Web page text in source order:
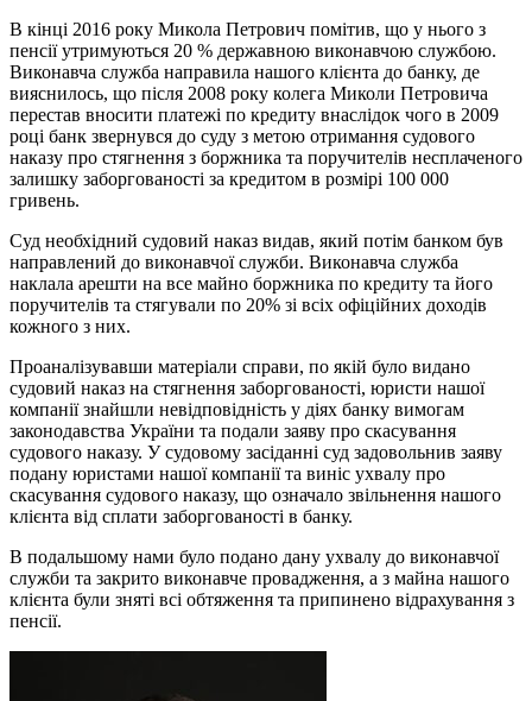
В кінці 2016 року Микола Петрович помітив, що у нього з
пенсії утримуються 20 % державною виконавчою службою.
Виконавча служба направила нашого клієнта до банку, де
вияснилось, що після 2008 року колега Миколи Петровича
перестав вносити платежі по кредиту внаслідок чого в 2009
році банк звернувся до суду з метою отримання судового
наказу про стягнення з боржника та поручителів несплаченого
залишку заборгованості за кредитом в розмірі 100 000
гривень.
Суд необхідний судовий наказ видав, який потім банком був
направлений до виконавчої служби. Виконавча служба
наклала арешти на все майно боржника по кредиту та його
поручителів та стягували по 20% зі всіх офіційних доходів
кожного з них.
Проаналізувавши матеріали справи, по якій було видано
судовий наказ на стягнення заборгованості, юристи нашої
компанії знайшли невідповідність у діях банку вимогам
законодавства України та подали заяву про скасування
судового наказу. У судовому засіданні суд задовольнив заяву
подану юристами нашої компанії та виніс ухвалу про
скасування судового наказу, що означало звільнення нашого
клієнта від сплати заборгованості в банку.
В подальшому нами було подано дану ухвалу до виконавчої
служби та закрито виконавче провадження, а з майна нашого
клієнта були зняті всі обтяження та припинено відрахування з
пенсії.